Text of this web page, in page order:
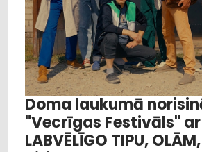
Doma laukumā
"Vecrīgas Festivāls" ar
LABVĒLĪGO TIPU,